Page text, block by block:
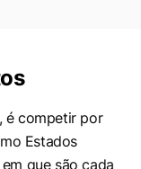
é competir por
Estados
que são cada